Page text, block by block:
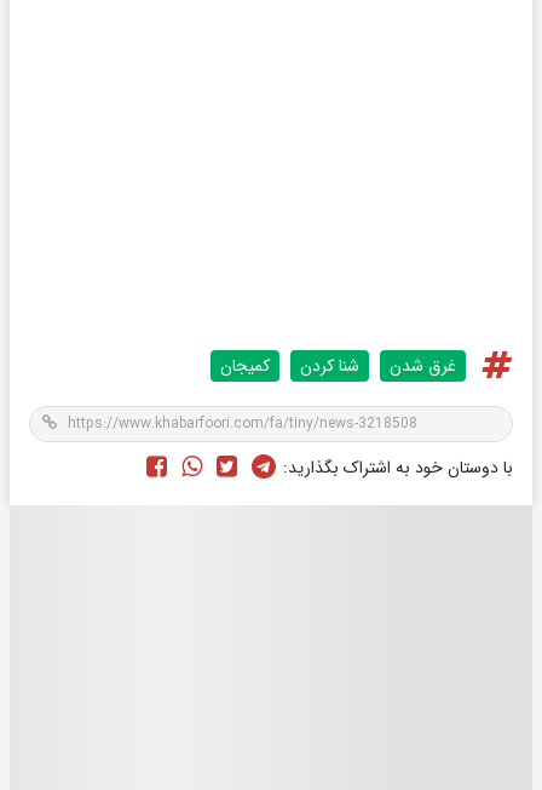
غرق شدن شنا کردن کمیجان
با دوستان خود به اشتراک بگذارید: